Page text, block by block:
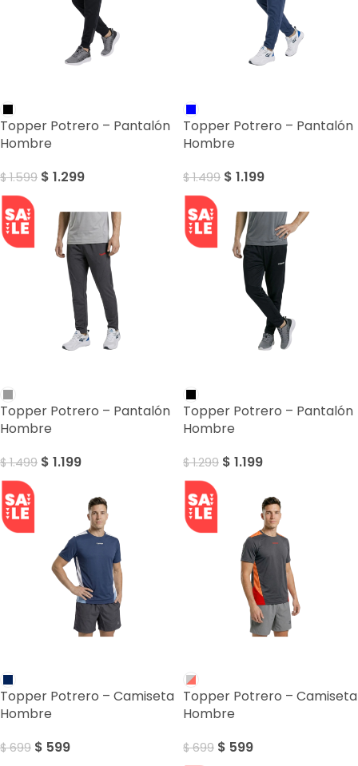
Topper Potrero – Pantalón
Hombre
$1.599 $ 1.299
Topper Potrero – Pantalón
Hombre
$1.499 $ 1.199
Topper Potrero – Pantalón
Hombre
$1.499 $ 1.199
Topper Potrero – Pantalón
Hombre
$1.299 $ 1.199
Topper Potrero – Camiseta
Hombre
$699 $ 599
Topper Potrero – Camiseta
Hombre
$699 $ 599